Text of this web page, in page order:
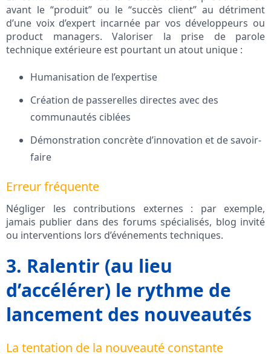
avant le “produit” ou le “succès client” au détriment
d’une voix d’expert incarnée par vos développeurs ou
product managers. Valoriser la prise de parole
technique extérieure est pourtant un atout unique :
Humanisation de l’expertise
Création de passerelles directes avec des
communautés ciblées
Démonstration concrète d’innovation et de savoir-
faire
Erreur fréquente
Négliger les contributions externes : par exemple,
jamais publier dans des forums spécialisés, blog invité
ou interventions lors d’événements techniques.
3. Ralentir (au lieu
d’accélérer) le rythme de
lancement des nouveautés
La tentation de la nouveauté constante